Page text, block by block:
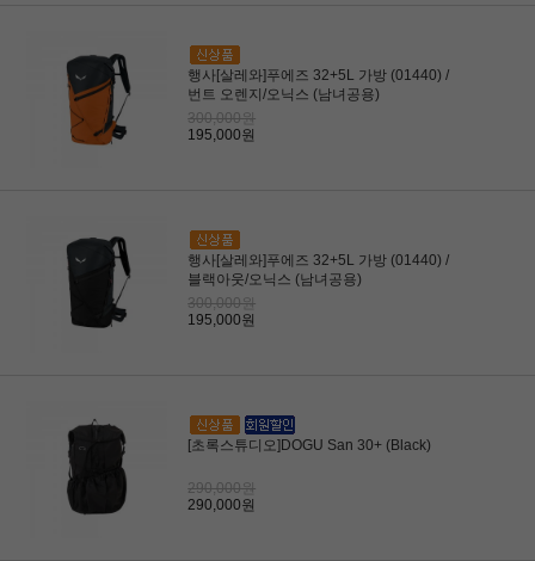
행사[살레와]푸에즈 32+5L 가방 (01440) /
번트 오렌지/오닉스 (남녀공용)
300,000원
195,000원
행사[살레와]푸에즈 32+5L 가방 (01440) /
블랙아웃/오닉스 (남녀공용)
300,000원
195,000원
[초록스튜디오]DOGU San 30+ (Black)
290,000원
290,000원